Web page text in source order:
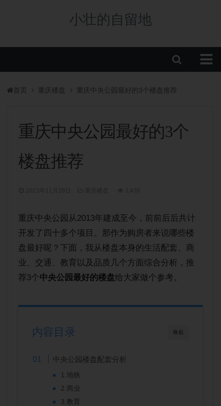
小壮的自留地
房贷政策
重庆楼盘
购房经验
首页 重庆楼盘 重庆中央公园最好的3个楼盘推荐
重庆中央公园最好的3个
楼盘推荐
重庆中央公园从2013年建成至今，前前后后共计
开发了四十多个项目。那作为购房者来说哪些楼
盘最好呢？下面，我从楼盘本身的生活配套、商
业、交通、教育以及品质几个方面综合分析，推
荐3个中央公园最好的楼盘给大家做个参考。
收起
内容目录
中央公园楼盘配套分析
1.地铁
2.商业
3.教育